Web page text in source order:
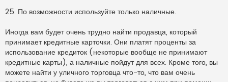
25. По возможности используйте только наличные.
Иногда вам будет очень трудно найти продавца, который
принимает кредитные карточки. Они платят проценты за
использование кредиток (некоторые вообще не принимают
кредитные карты), а наличные пойдут для всех. Кроме того, вы
можете найти у уличного торговца что-то, что вам очень